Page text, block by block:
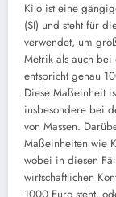
Kilo ist eine
(SI) und steht für
verwendet, um
Metrik als auch
entspricht genau
Diese Maßeinheit
insbesondere bei
von Massen.
Maßeinheiten wie
wobei in diesen
wirtschaftlichen